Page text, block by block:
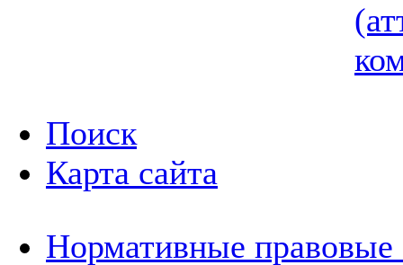
Поиск
Карта сайта
Нормативные правовые